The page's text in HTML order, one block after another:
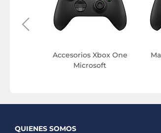
Accesorios Xbox One
Microsoft
QUIENES SOMOS